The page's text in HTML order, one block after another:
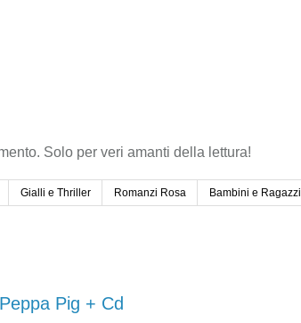
Solo per veri amanti della lettura!
Gialli e Thriller Romanzi Rosa Bambini e Ragazzi
Pig + Cd